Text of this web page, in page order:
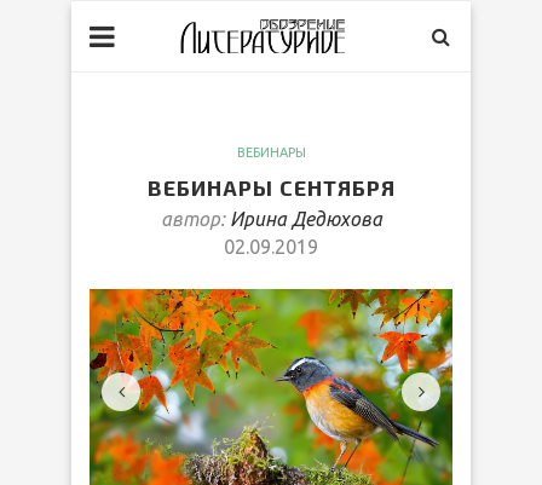
ВЕБИНАРЫ
ВЕБИНАРЫ СЕНТЯБРЯ
автор: Ирина Дедюхова
02.09.2019